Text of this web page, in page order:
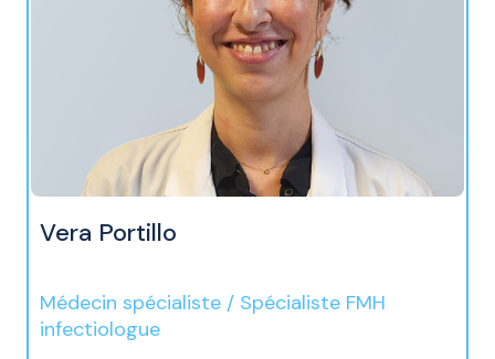
Vera Portillo
Médecin spécialiste / Spécialiste FMH
infectiologue